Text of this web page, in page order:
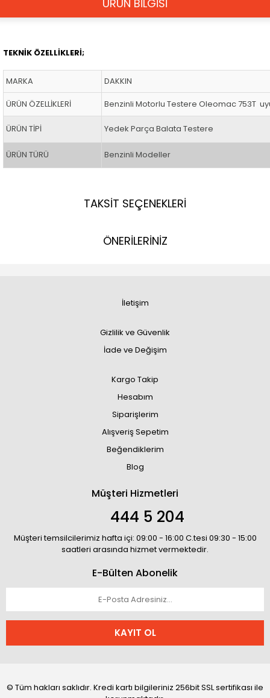
ÜRÜN BİLGİSİ
TEKNİK ÖZELLİKLERİ;
MARKA
DAKKIN
ÜRÜN ÖZELLİKLERİ
Benzinli Motorlu Testere Oleomac 753T
ÜRÜN TİPİ Yedek Parça Balata Testere
ÜRÜN TÜRÜ Benzinli Modeller
TAKSİT SEÇENEKLERİ
ÖNERİLERİNİZ
İletişim
Gizlilik ve Güvenlik
İade ve Değişim
Kargo Takip
Hesabım
Siparişlerim
Alışveriş Sepetim
Beğendiklerim
Blog
Müşteri Hizmetleri
444 5 204
Müşteri temsilcilerimiz hafta içi: 09:00 - 16:00 C.tesi 09:30 - 15:00
saatleri arasında hizmet vermektedir.
E-Bülten Abonelik
KAYIT OL
© Tüm hakları saklıdır. Kredi kartı bilgileriniz 256bit SSL sertifikası ile